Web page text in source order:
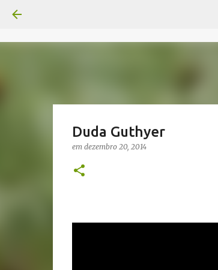
Duda Guthyer
em dezembro 20, 2014